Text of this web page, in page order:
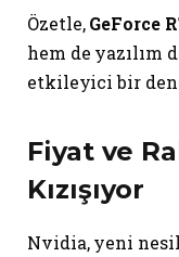
Özetle,GeForce
hem de yazılım
etkileyici bir
Fiyat ve
Kızışıyor
Nvidia, yeni